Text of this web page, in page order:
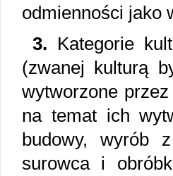
odmienności jako
3. Kategorie
(zwanej kulturą
wytworzone
na temat ich
budowy, wyrób
surowca i